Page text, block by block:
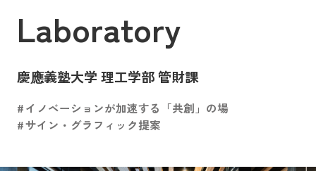
Laboratory
慶應義塾大学 理工学部 管財課
イノベーションが加速する「共創」の場
サイン・グラフィック提案